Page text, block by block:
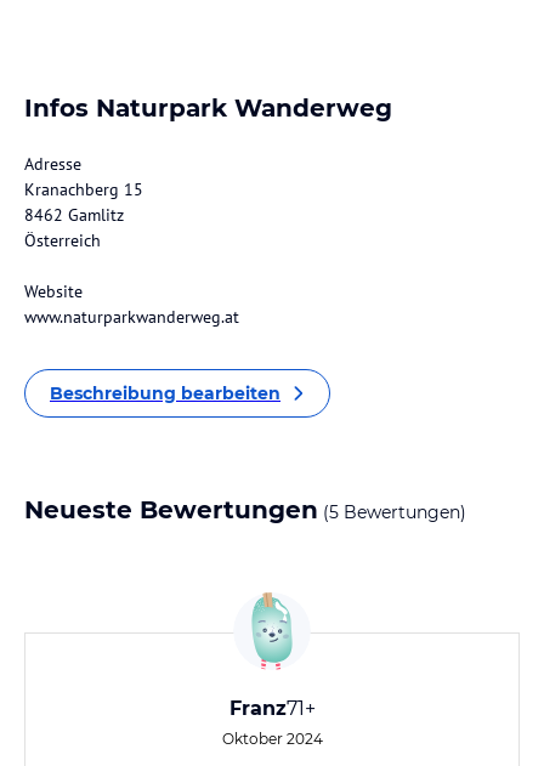
Infos Naturpark Wanderweg
Adresse
Kranachberg 15
8462 Gamlitz
Österreich
Website
www.naturparkwanderweg.at
Beschreibung bearbeiten
Neueste Bewertungen (5 Bewertungen)
Franz71+
Oktober 2024